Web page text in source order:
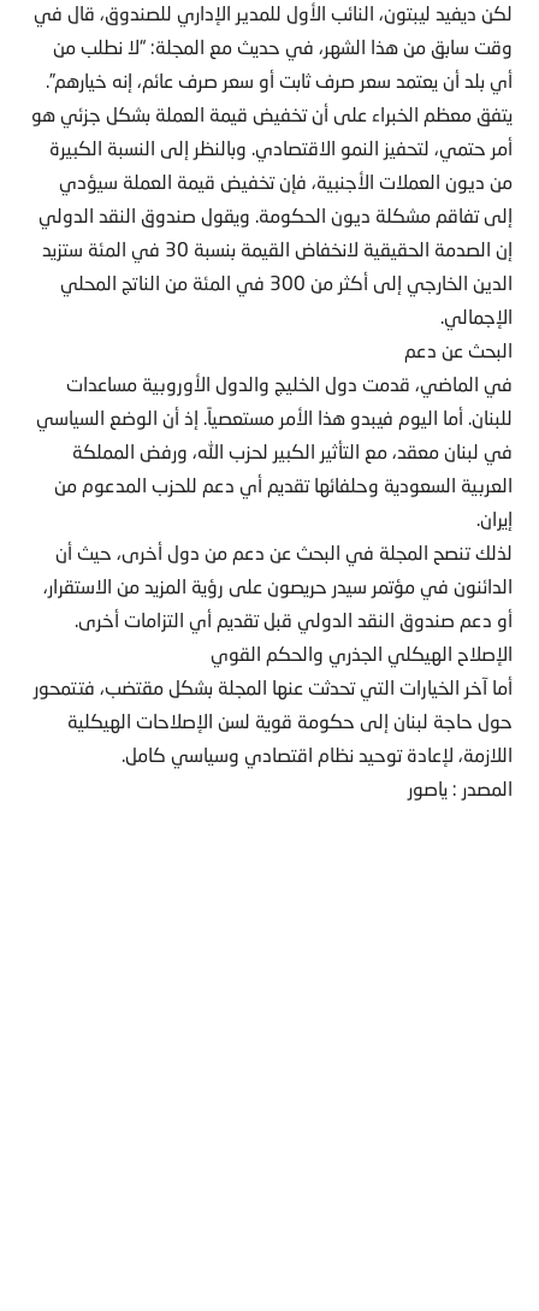
لكن ديفيد ليبتون، النائب الأول للمدير الإداري للصندوق، قال في
وقت سابق من هذا الشهر، في حديث مع المجلة: “لا نطلب من
أي بلد أن يعتمد سعر صرف ثابت أو سعر صرف عائم، إنه خيارهم”.
يتفق معظم الخبراء على أن تخفيض قيمة العملة بشكل جزئي هو
أمر حتمي، لتحفيز النمو الاقتصادي. وبالنظر إلى النسبة الكبيرة
من ديون العملات الأجنبية، فإن تخفيض قيمة العملة سيؤدي
إلى تفاقم مشكلة ديون الحكومة. ويقول صندوق النقد الدولي
إن الصدمة الحقيقية لانخفاض القيمة بنسبة 30 في المئة ستزيد
الدين الخارجي إلى أكثر من 300 في المئة من الناتج المحلي
الإجمالي.
البحث عن دعم
في الماضي، قدمت دول الخليج والدول الأوروبية مساعدات
للبنان. أما اليوم فيبدو هذا الأمر مستعصياً. إذ أن الوضع السياسي
في لبنان معقد، مع التأثير الكبير لحزب الله، ورفض المملكة
العربية السعودية وحلفائها تقديم أي دعم للحزب المدعوم من
إيران.
لذلك تنصح المجلة في البحث عن دعم من دول أخرى، حيث أن
الدائنون في مؤتمر سيدر حريصون على رؤية المزيد من الاستقرار،
أو دعم صندوق النقد الدولي قبل تقديم أي التزامات أخرى.
الإصلاح الهيكلي الجذري والحكم القوي
أما آخر الخيارات التي تحدثت عنها المجلة بشكل مقتضب، فتتمحور
حول حاجة لبنان إلى حكومة قوية لسن الإصلاحات الهيكلية
اللازمة، لإعادة توحيد نظام اقتصادي وسياسي كامل.
المصدر : ياصور